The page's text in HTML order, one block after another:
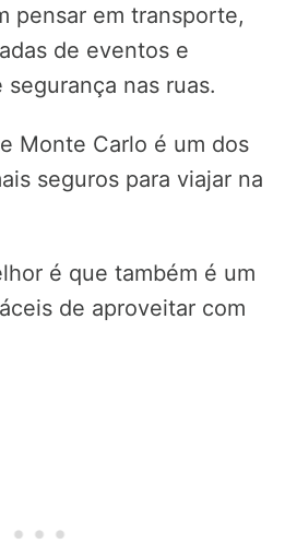
pensar em transporte,
de eventos e
nas ruas.
Monte Carlo é um dos
seguros para viajar na
é que também é um
de aproveitar com